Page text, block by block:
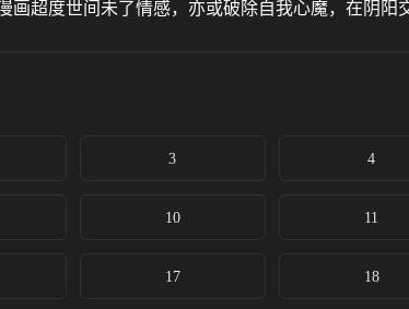
超度世间未了情感，亦或破除自我心魔，在阴阳
3 4
10 11
17 18